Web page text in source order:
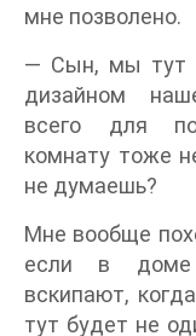
мне позволено.
— Сын, мы тут
дизайном
всего для
комнату тоже
не думаешь?
Мне вообще
если в доме
вскипают,
тут будет не